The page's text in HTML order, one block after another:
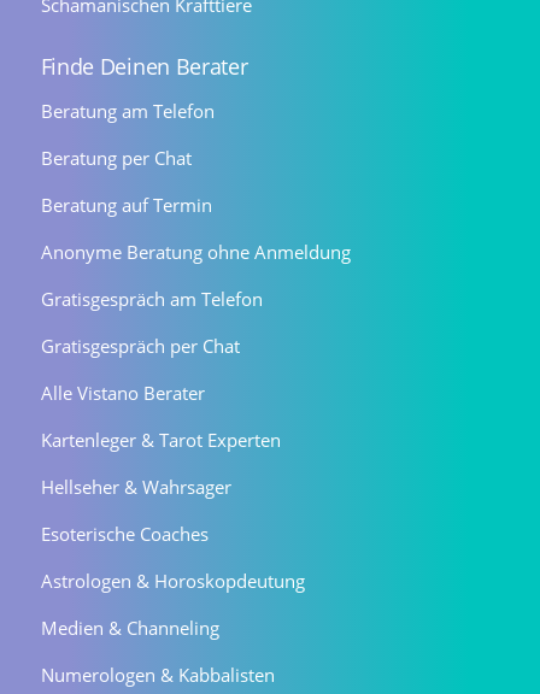
Schamanischen Krafttiere
Finde Deinen Berater
Beratung am Telefon
Beratung per Chat
Beratung auf Termin
Anonyme Beratung ohne Anmeldung
Gratisgespräch am Telefon
Gratisgespräch per Chat
Alle Vistano Berater
Kartenleger & Tarot Experten
Hellseher & Wahrsager
Esoterische Coaches
Astrologen & Horoskopdeutung
Medien & Channeling
Numerologen & Kabbalisten